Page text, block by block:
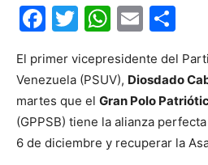
Facebook
TwitterEmail
El primer vicepresidente del
Venezuela (PSUV), Diosdado
martes que el Gran Polo
(GPPSB) tiene la alianza
6 de diciembre y recuperar la